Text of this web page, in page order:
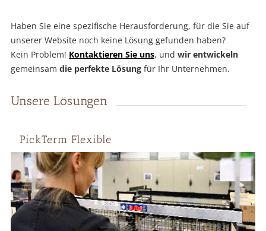
Haben Sie eine spezifische Herausforderung, für die Sie auf
unserer Website noch keine Lösung gefunden haben?
Kein Problem! Kontaktieren Sie uns, und wir entwickeln
gemeinsam die perfekte Lösung für Ihr Unternehmen.
Unsere Lösungen
PickTerm Flexible